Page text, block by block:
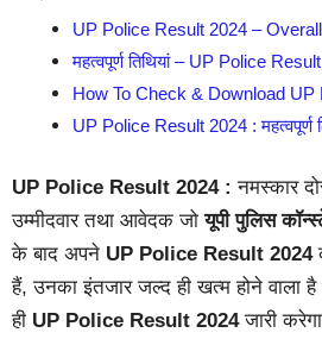
UP Police Result 2024 – Overall
महत्वपूर्ण तिथियां – UP Police
How To Check & Download UP
UP Police Result 2024 : महत्वपूर्ण
UP Police Result 2024 : नमस्कार
उम्मीदवार तथा आवेदक जोयूपी पुलिस
के बाद अपने UP Police Result 2024
हैं, उनका इंतजार जल्द ही खत्म होने वाला
ही UP Police Result 2024जारी